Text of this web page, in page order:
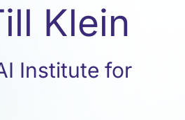
Klein
Institute for